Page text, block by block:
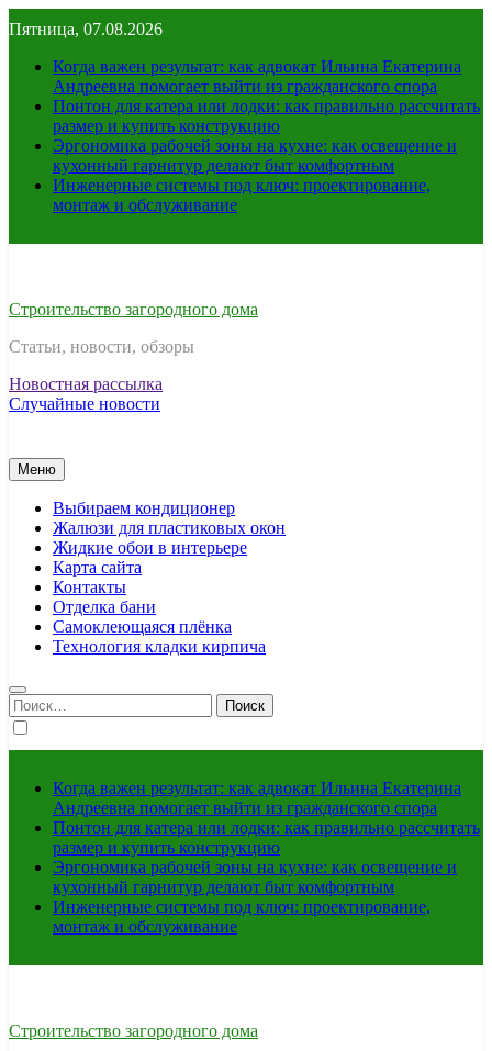
к
содержимому
Пятница, 07.08.2026
Когда важен результат: как адвокат Ильина Екатерина
Андреевна помогает выйти из гражданского спора
Понтон для катера или лодки: как правильно рассчитать
размер и купить конструкцию
Эргономика рабочей зоны на кухне: как освещение и
кухонный гарнитур делают быт комфортным
Инженерные системы под ключ: проектирование,
монтаж и обслуживание
Строительство загородного дома
Статьи, новости, обзоры
Новостная рассылка
Случайные новости
Меню
Выбираем кондиционер
Жалюзи для пластиковых окон
Жидкие обои в интерьере
Карта сайта
Контакты
Отделка бани
Самоклеющаяся плёнка
Технология кладки кирпича
Найти:
Когда важен результат: как адвокат Ильина Екатерина
Андреевна помогает выйти из гражданского спора
Понтон для катера или лодки: как правильно рассчитать
размер и купить конструкцию
Эргономика рабочей зоны на кухне: как освещение и
кухонный гарнитур делают быт комфортным
Инженерные системы под ключ: проектирование,
монтаж и обслуживание
Строительство загородного дома